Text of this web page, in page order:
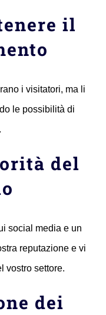
il
i visitatori, ma li
le possibilità di
del
social media e un
reputazione e vi
vostro settore.
dei